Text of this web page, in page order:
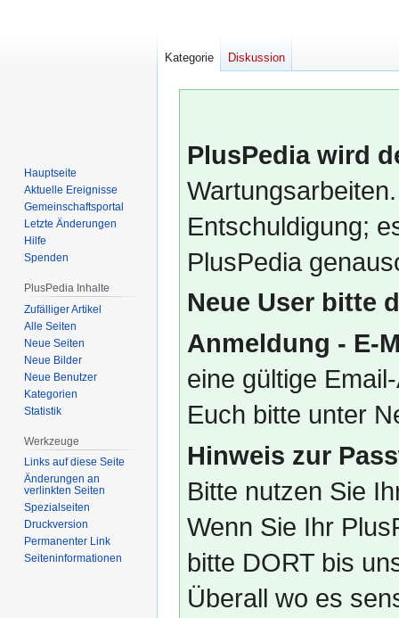
PlusPedia wird
Entschuldigung;
PlusPedia
Neue User bitte
Anmeldung - E-
eine gültige
Euch bitte unter
Hinweis zur
Bitte nutzen Sie
Wenn Sie Ihr
bitte DORT bis
Überall wo es
Kategorie Diskussion
Hauptseite
Aktuelle Ereignisse
Gemeinschafts­portal
Letzte Änderungen
Hilfe
Spenden
PlusPedia Inhalte
Zufälliger Artikel
Alle Seiten
Neue Seiten
Neue Bilder
Neue Benutzer
Kategorien
Statistik
Werkzeuge
Links auf diese Seite
Änderungen an
verlinkten Seiten
Spezialseiten
Druckversion
Permanenter Link
Seiten­­informationen